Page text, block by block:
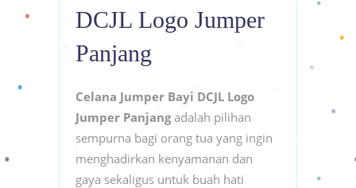
DCJL Logo Jumper
Panjang
Celana Jumper Bayi DCJL Logo
Jumper Panjangadalah pilihan
sempurna bagi orang tua yang ingin
menghadirkan kenyamanan dan
gaya sekaligus untuk buah hati